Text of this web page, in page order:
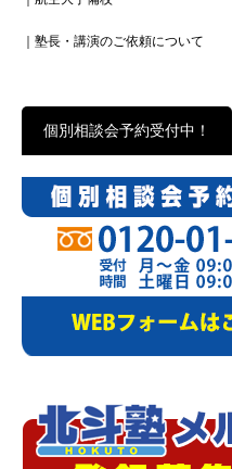
｜塾長・講演のご依頼について
個別相談会予約受付中！